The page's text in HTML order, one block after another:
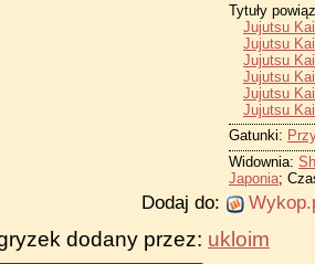
Tytuły
Jujutsu
Jujutsu
Jujutsu
Jujutsu
Jujutsu
Jujutsu
Gatunki:
Widownia:
Japonia;
Dodaj do:
dodany przez: ukloim